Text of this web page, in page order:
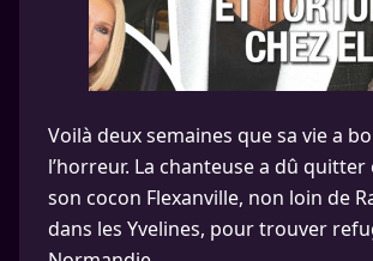
Voilà deux semaines que sa vie a
l’horreur. La chanteuse a dû
son cocon Flexanville, non loin de
dans les Yvelines, pour trouver